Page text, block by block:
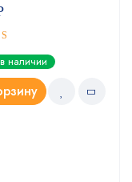
5
наличии